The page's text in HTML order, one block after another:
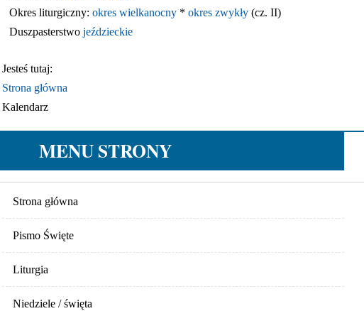
Okres liturgiczny: okres wielkanocny * okres zwykły (cz. II)
Duszpasterstwo jeździeckie
Jesteś tutaj:
Strona główna
Kalendarz
MENU STRONY
Strona główna
Pismo Święte
Liturgia
Niedziele / święta